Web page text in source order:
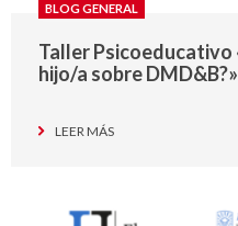
BLOG GENERAL
Taller Psicoeducativo
hijo/a sobre DMD&B?»
LEER MÁS